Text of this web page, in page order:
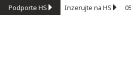
Podporte HS Inzerujte na HS